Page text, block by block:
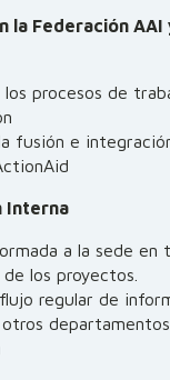
la Federación AAI
los procesos de
fusión e
Interna
a la sede en
los proyectos.
regular de